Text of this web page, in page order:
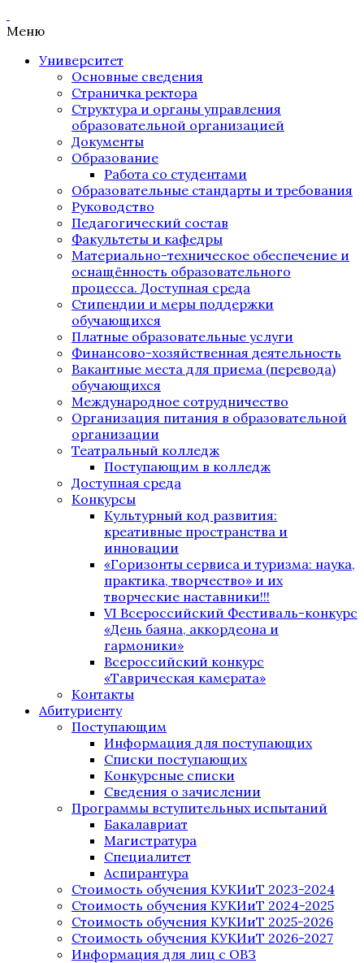
Меню
Университет
Основные сведения
Страничка ректора
Структура и органы управления
образовательной организацией
Документы
Образование
Работа со студентами
Образовательные стандарты и требования
Руководство
Педагогический состав
Факультеты и кафедры
Материально-техническое обеспечение и
оснащённость образовательного
процесса. Доступная среда
Стипендии и меры поддержки
обучающихся
Платные образовательные услуги
Финансово-хозяйственная деятельность
Вакантные места для приема (перевода)
обучающихся
Международное сотрудничество
Организация питания в образовательной
организации
Театральный колледж
Поступающим в колледж
Доступная среда
Конкурсы
Культурный код развития:
креативные пространства и
инновации
«Горизонты сервиса и туризма: наука,
практика, творчество» и их
творческие наставники!!!
VI Всероссийский Фестиваль-конкурс
«День баяна, аккордеона и
гармоники»
Всероссийский конкурс
«Таврическая камерата»
Контакты
Абитуриенту
Поступающим
Информация для поступающих
Списки поступающих
Конкурсные списки
Сведения о зачислении
Программы вступительных испытаний
Бакалавриат
Магистратура
Специалитет
Аспирантура
Стоимость обучения КУКИиТ 2023-2024
Стоимость обучения КУКИиТ 2024-2025
Стоимость обучения КУКИиТ 2025-2026
Стоимость обучения КУКИиТ 2026-2027
Информация для лиц с ОВЗ